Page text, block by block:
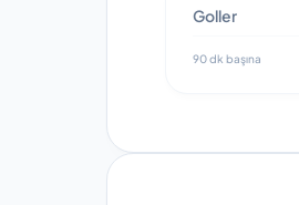
Goller
90 dk başına